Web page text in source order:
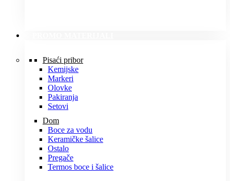
Pisaći pribor
Kemijske
Markeri
Olovke
Pakiranja
Setovi
Dom
Boce za vodu
Keramičke šalice
Ostalo
Pregače
Termos boce i šalice